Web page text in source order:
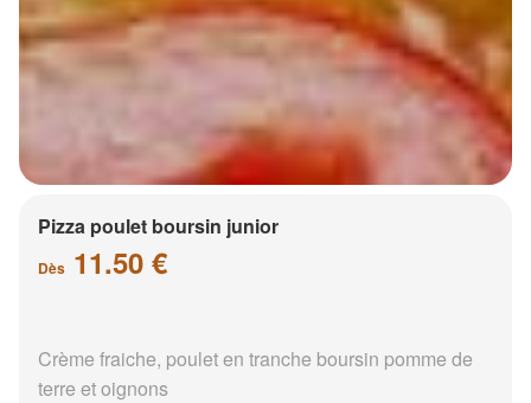
Pizza poulet boursin junior
Dès 11.50 €
Crème fraiche, poulet en tranche boursin pomme de
terre et oignons